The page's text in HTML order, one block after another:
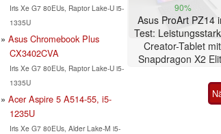
Iris Xe G7 80EUs, Raptor Lake-U i5-
1335U
Asus Chromebook Plus
CX3402CVA
Iris Xe G7 80EUs, Raptor Lake-U i5-
1335U
Acer Aspire 5 A514-55, i5-
1235U
Iris Xe G7 80EUs, Alder Lake-M i5-
90%
Asus ProArt PZ14
Test:
Creator-Tablet mit
Snapdragon X2